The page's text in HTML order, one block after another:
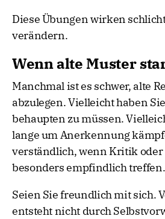
Diese Übungen wirken
verändern.
Wenn alte Muster
Manchmal ist es schwer, alte
abzulegen. Vielleicht haben
behaupten zu müssen.
lange um Anerkennung
verständlich, wenn Kritik
besonders empfindlich treffen.
Seien Sie freundlich mit sich.
entsteht nicht durch